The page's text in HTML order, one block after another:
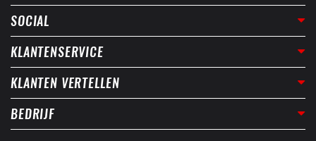
SOCIAL
KLANTENSERVICE
KLANTEN VERTELLEN
BEDRIJF